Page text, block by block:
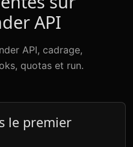
API
API, cadrage,
quotas et run.
le premier